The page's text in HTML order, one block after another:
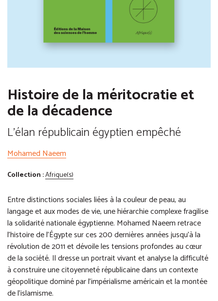
Histoire de la méritocratie et
de la décadence
L'élan républicain égyptien empêché
Mohamed Naeem
Collection :Afrique(s)
Entre distinctions sociales liées à la couleur de peau, au
langage et aux modes de vie, une hiérarchie complexe fragilise
la solidarité nationale égyptienne. Mohamed Naeem retrace
l’histoire de l’Égypte sur ces 200 dernières années jusqu’à la
révolution de 2011 et dévoile les tensions profondes au cœur
de la société. Il dresse un portrait vivant et analyse la difficulté
à construire une citoyenneté républicaine dans un contexte
géopolitique dominé par l’impérialisme américain et la montée
de l’islamisme.